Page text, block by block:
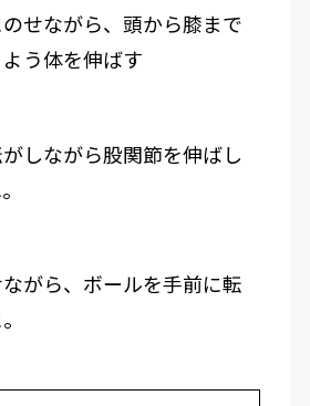
せながら、頭から膝まで
う体を伸ばす
しながら股関節を伸ばし
がら、ボールを手前に転